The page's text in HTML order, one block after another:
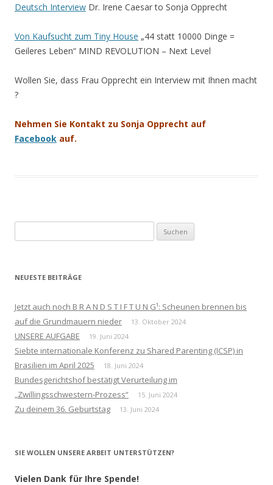
Deutsch Interview Dr. Irene Caesar to Sonja Opprecht
Von Kaufsucht zum Tiny House „44 statt 10000 Dinge =
Geileres Leben“ MIND REVOLUTION – Next Level
Wollen Sie, dass Frau Opprecht ein Interview mit Ihnen macht
?
Nehmen Sie Kontakt zu Sonja Opprecht auf
Facebook auf.
nach:
NEUESTE BEITRÄGE
Jetzt auch noch B R A N D S T I F T U N G¹: Scheunen brennen bis
auf die Grundmauern nieder
13. Oktober 2024
UNSERE AUFGABE 19. Juni 2024
Siebte internationale Konferenz zu Shared Parenting (ICSP) in
Brasilien im April 2025
18. Juni 2024
Bundesgerichtshof bestätigt Verurteilung im
„Zwillingsschwestern-Prozess“
15. Juni 2024
Zu deinem 36. Geburtstag 13. Juni 2024
SIE WOLLEN UNSERE ARBEIT UNTERSTÜTZEN?
Vielen Dank für Ihre Spende!